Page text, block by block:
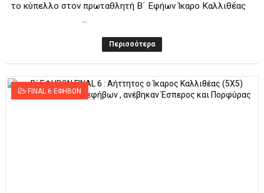
το κύπελλο στον πρωταθλητή Β΄ Εφήων Ίκαρο Καλλιθέας
...
Περισσότερα
FINAL 6 ΕΦΗΒΩΝ